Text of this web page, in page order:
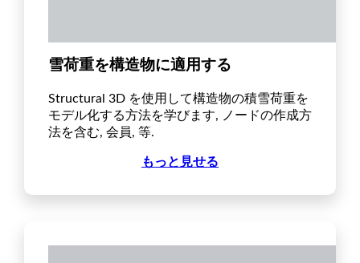
雪荷重を構造物に適用する
Structural 3D を使用して構造物の積雪荷重を
モデル化する方法を学びます, ノードの作成方
法を含む, 会員, 等.
もっと見せる